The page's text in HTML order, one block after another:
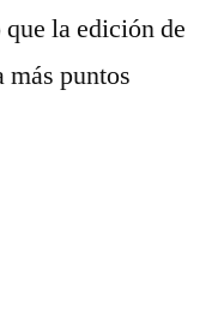
la edición de
más puntos